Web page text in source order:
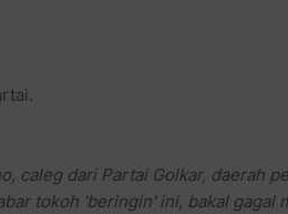
caleg dari Partai Golkar, daerah
tokoh 'beringin' ini, bakal gagal